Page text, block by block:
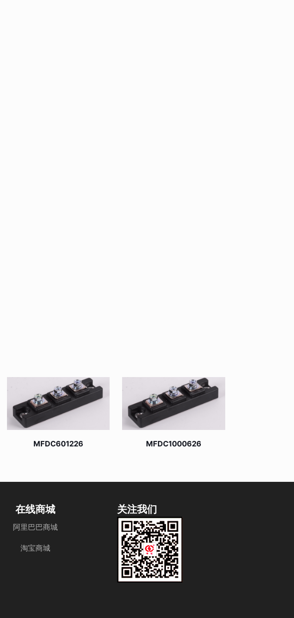
MFDC601226 MFDC1000626
在线商城
阿里巴巴商城
淘宝商城
关注我们